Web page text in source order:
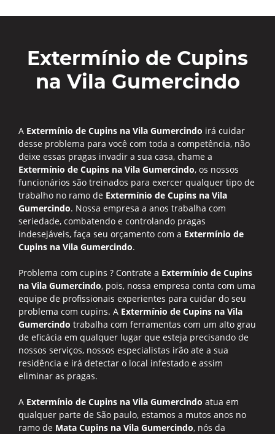
Extermínio de Cupins
na Vila Gumercindo
A Extermínio de Cupins na Vila Gumercindo irá cuidar
desse problema para você com toda a competência, não
deixe essas pragas invadir a sua casa, chame a
Extermínio de Cupins na Vila Gumercindo, os nossos
funcionários são treinados para exercer qualquer tipo de
trabalho no ramo de Extermínio de Cupins na Vila
Gumercindo. Nossa empresa a anos trabalha com
seriedade, combatendo e controlando pragas
indesejáveis, faça seu orçamento com a Extermínio de
Cupins na Vila Gumercindo.
Problema com cupins ? Contrate a Extermínio de Cupins
na Vila Gumercindo, pois, nossa empresa conta com uma
equipe de profissionais experientes para cuidar do seu
problema com cupins. A Extermínio de Cupins na Vila
Gumercindo trabalha com ferramentas com um alto grau
de eficácia em qualquer lugar que esteja precisando de
nossos serviços, nossos especialistas irão ate a sua
residência e irá detectar o local infestado e assim
eliminar as pragas.
A Extermínio de Cupins na Vila Gumercindo atua em
qualquer parte de São paulo, estamos a mutos anos no
ramo de Mata Cupins na Vila Gumercindo, nós da